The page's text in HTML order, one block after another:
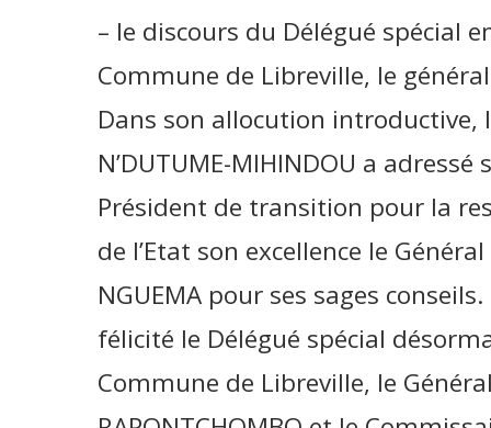
– le discours du Délégué spécial
Commune de Libreville, le général
Dans son allocution introductive,
N’DUTUME-MIHINDOU a
Président de transition pour la
de l’Etat son excellence le
NGUEMA pour ses sages
félicité le Délégué spécial
Commune de Libreville, le